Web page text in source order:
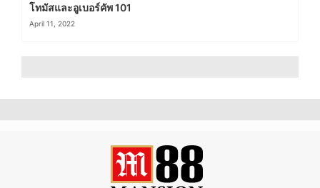
โทมัสและอูเบอร์คัพ 101
April 11, 2022